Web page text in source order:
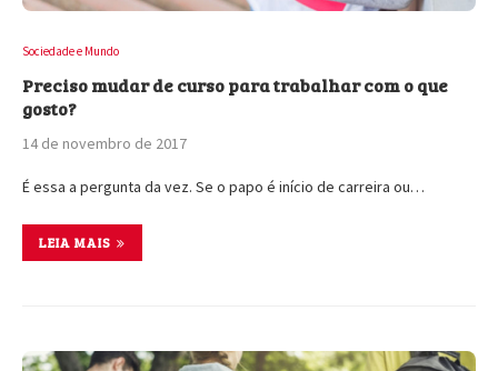
Sociedade e Mundo
Preciso mudar de curso para trabalhar com o que
gosto?
14 de novembro de 2017
É essa a pergunta da vez. Se o papo é início de carreira ou…
LEIA MAIS